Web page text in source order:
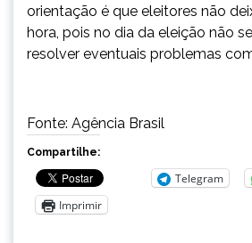
orientação é que eleitores não
hora, pois no dia da eleição não
resolver eventuais problemas
Fonte: Agência Brasil
Compartilhe:
Telegram
Imprimir